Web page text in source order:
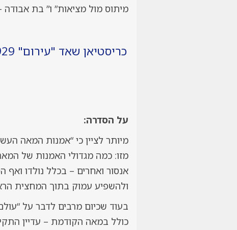
מיתוס מול מציאות” ו” בת אבודה
כריסטיאן שאד "עירום" 1929
על הסדרה:
מזו: כמה מגדולי האמנות של
ולהשפיע עמוק בתוך המחצית הראשונה של המאה
בעוד שכיום מרבים לדבר על
כולל במאה הקודמת – עדיין